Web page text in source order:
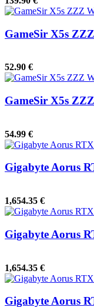
GameSir X5s
52.90 €
GameSir X5s
54.99 €
Gigabyte Aorus
1,654.35 €
Gigabyte Aorus
1,654.35 €
Gigabyte Aorus